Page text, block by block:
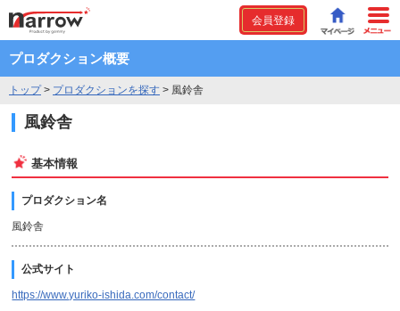
会員登録
プロダクション概要
トップ> プロダクションを探す > 風鈴舎
風鈴舎
基本情報
プロダクション名
風鈴舎
公式サイト
https://www.yuriko-ishida.com/contact/